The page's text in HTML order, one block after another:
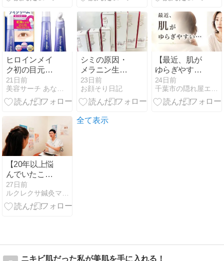
い真実とは？
ヒロインメイ
ク初の目元美
容液「アイエ
ステクリー
ム」が8月10
21日前
美容サーチ あなたのキレイをサポート
シミの原因・
メラニン生成
を抑制する美
白化粧水が入
荷しておりま
23日前
お顔そり日記
【最近、肌が
ゆらぎやす
い…その原因
は“与えす
ぎ”かもしれま
24日前
千葉市の隠れ屋エステサロン
【20年以上悩
んでいたこと
が解消され
た】最新のお
客様の声(ルク
27日前
ルクレクサ鍼灸マッサージ院【静岡 美容鍼灸エステ】
全て表示
ニキビ肌だった私が美肌を手に入れる！